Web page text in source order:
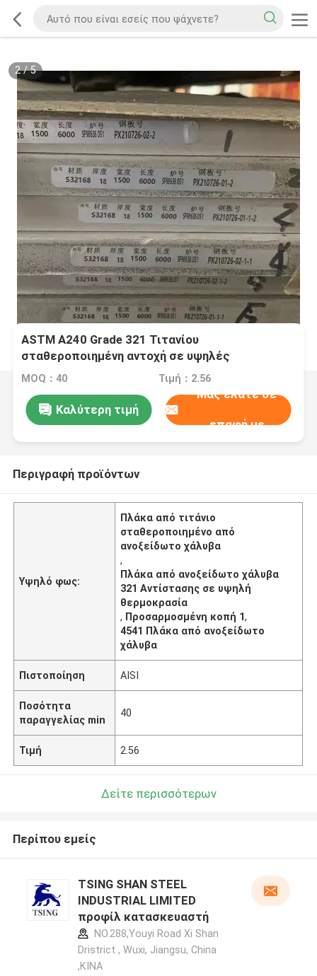
2/5
ASTM A240 Grade 321 Τιτανίου
σταθεροποιημένη αντοχή σε υψηλές
θερμοκρασίες πλάκα από ανοξείδωτο χάλυβα
MOQ：40 Τιμή：2.56
Καλύτερη τιμή
Μας ελάτε σε
επαφή με
Περιγραφή προϊόντων
Υψηλό φως:
Πλάκα από τιτάνιο
σταθεροποιημένο από
ανοξείδωτο χάλυβα
,
Πλάκα από ανοξείδωτο χάλυβα
321 Αντίστασης σε υψηλή
θερμοκρασία
, Προσαρμοσμένη κοπή 1,
4541 Πλάκα από ανοξείδωτο
χάλυβα
Πιστοποίηση AISI
Ποσότητα
παραγγελίας min
40
Τιμή 2.56
Δείτε περισσότερων
Περίπου εμείς
TSING SHAN STEEL
INDUSTRIAL LIMITED
προφίλ κατασκευαστή
NO.288,Youyi Road Xi Shan
Dristrict , Wuxi, Jiangsu, China
,ΚΙΝΑ